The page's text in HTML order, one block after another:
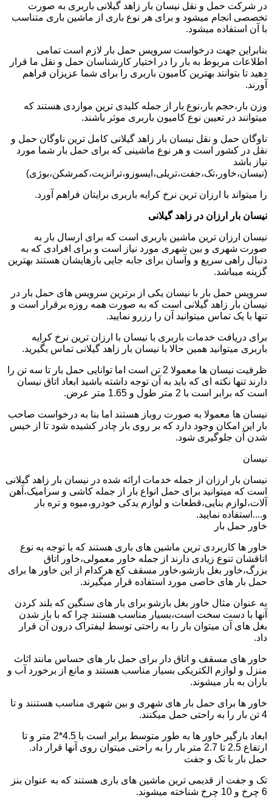
در شرکت حمل و نقل نیسان بار زاهد گیلانی باربری به صورت
تخصصی انجام میشود و برای هر نوع باری از ماشین باری متناسب
با آن استفاده میشود.
بنابراین جهت درخواست سرویس حمل بار لازم است تمامی
اطلاعات مربوط به بار را در اختیار کارشناسان حمل و نقل ما قرار
دهید تا بتوانند بهترین کامیون باربری را برای شما عزیزان فراهم
آورند.
وزن بار،حجم بار،نوع بار از جمله کلیدی ترین مواردی هستند که
میتوانند در تعیین نوع کامیون باربری موثر باشند.
ناوگان حمل و نقل نیسان بار زاهد گیلانی کامل ترین ناوگان حمل و
نقل در کشور است و هر نوع ماشینی که برای حمل بار شما مورد
نیاز باشد
(نیسان،خاور،تک،جفت،تریلی،ایسوزو،ترانزیت،کمرشکن،بوژی)
را میتواند با ارزان ترین نرخ کرایه باربری برایتان فراهم آورد.
نیسان بار ارزان در زاهد گیلانی
نیسان ارزان ترین ماشین باربری است که برای ارسال بار به
صورت شهری و بین شهری مورد نیاز است و برای افرادی که به
دنبال راهی سریع و وآسان برای جابه جایی بارهایشان هستند بهترین
گزینه میباشد.
سرویس حمل بار با نیسان یکی از برترین سرویس های حمل بار در
نیسان بار زاهد گیلانی است که به صورت همه روزه برقرار است و
تنها با یک تماس میتوانید آن را رزرو نمایید.
برای دریافت خدمات باربری با نیسان با ارزان ترین نرخ کرایه
باربری میتوانید همین حالا با نیسان بار زاهد گیلانی تماس بگیرید.
ظرفیت نیسان ها معمولا 2 تن است اما توانایی حمل بار تا سه تن را
دارند تنها نکته ای که باید به آن توجه داشته باشید ابعاد اتاق نیسان
است که برابر است با 2 متر طول و 1.65 متر عرض.
نیسان ها معمولا به صورت روباز هستند اما بنا به درخواست صاحب
بار این امکان وجود دارد که بر روی بار چادر کشیده شود تا از خیس
شدن آن جلوگیری شود.
نیسان
نیسان بار ارزان از جمله خدمات ارائه شده در نیسان بار زاهد گیلانی
است که میتوانید برای حمل انواع بار از جمله کاشی و سرامیک،آهن
آلات،لوازم بنایی،قطعات و لوازم یدکی خودرو،میوه و تره بار
و....استفاده نمایید.
خاور حمل بار
خاور ها کاربردی ترین ماشین های باری هستند که با توجه به نوع
اتاقشان تنوع زیادی دارند از جمله خاور معمولی،خاور اتاق
بزرگ،خاور بغل بازشو،خاور مسقف کع هرکدام از این خاور ها برای
حمل بار های خاصی مورد استفاده قرار میگیرند.
به عنوان مثال خاور بغل بازشو برای بار های سنگین که بلند کردن
آنها با دست سخت است،بسیار مناسب هستند چرا که با باز شدن
بغل های آن میتوان بار را به راحتی توسط لیفتراک درون آن قرار
داد.
خاور های مسقف و اتاق دار برای حمل بار های حساس مانند اثاث
منزل و لوازم الکتریکی بسیار مناسب هستند و مانع از برخورد آب و
باران به بار میشوند.
خاور ها برای حمل بار های شهری و بین شهری مناسب هستنند و تا
4 تن بار را به راحتی حمل میکنند.
ابعاد بارگیر خاور ها به طور متوسط برابر است با 4.5*2 متر و تا
ارتفاع 2.5 تا 2.7 متر بار را به راحتی میتوان روی آنها قرار داد.
حمل بار با تک و جفت
تک و جفت از قدیمی ترین ماشین های باری هستند که به عنوان بنز
6 چرخ و 10 چرخ شناخته میشوند.